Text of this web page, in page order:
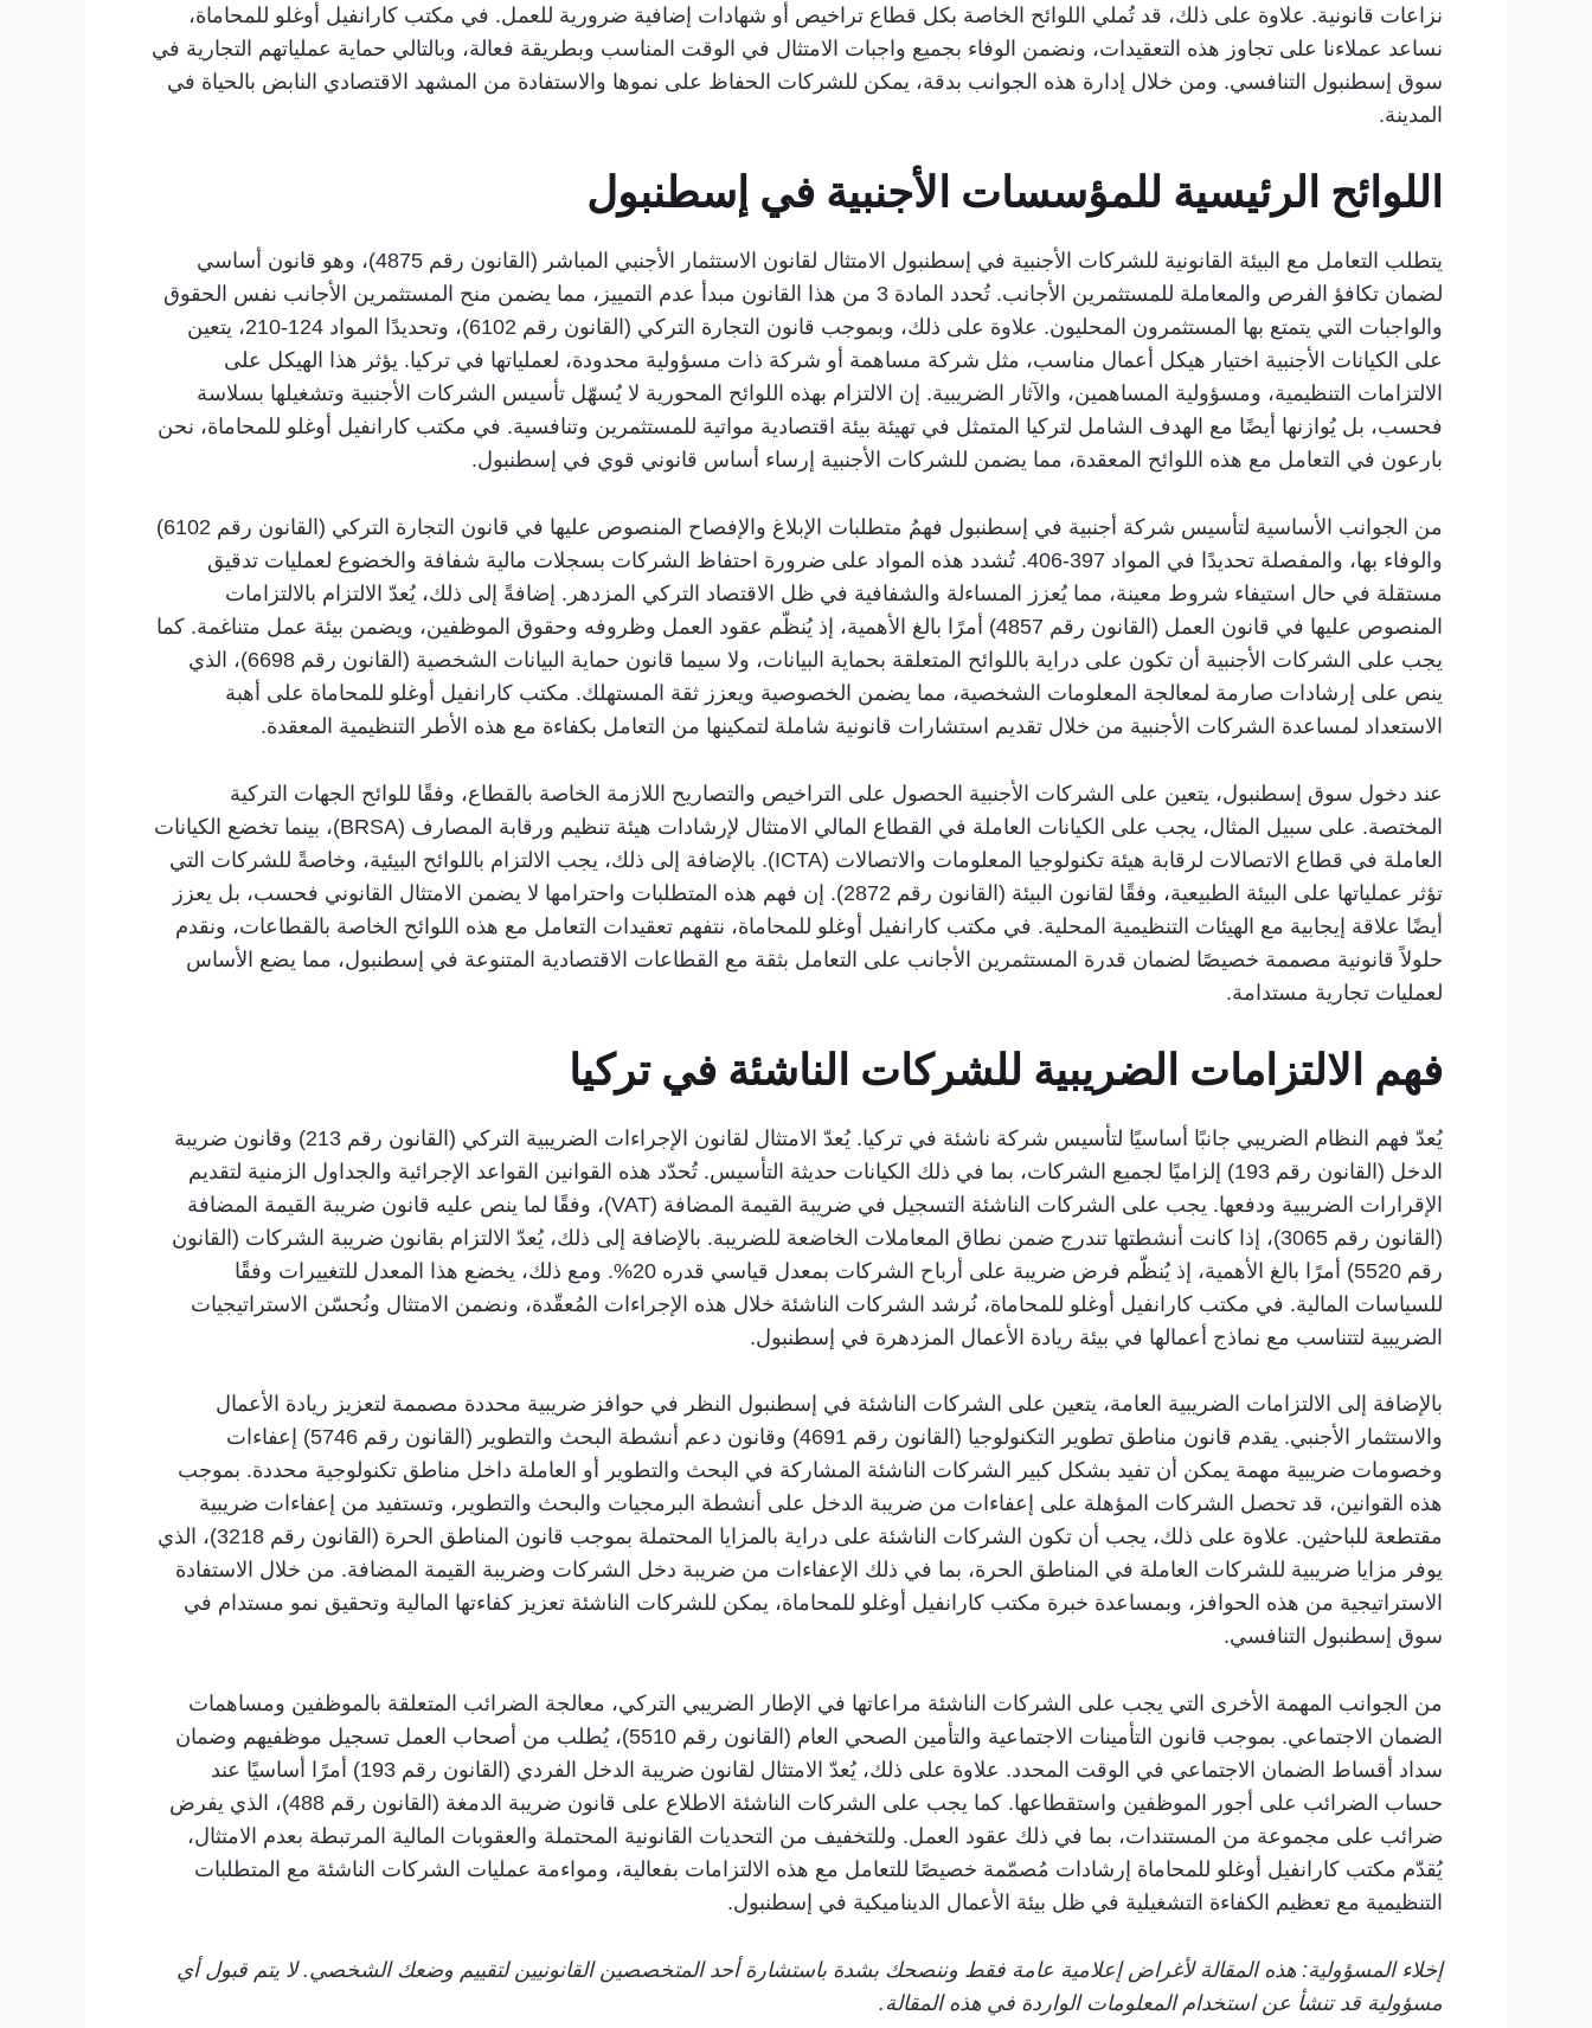
نزاعات قانونية. علاوة على ذلك، قد تُملي اللوائح الخاصة بكل قطاع تراخيص أو شهادات إضافية ضرورية للعمل. في مكتب كارانفيل أوغلو للمحاماة،
نساعد عملاءنا على تجاوز هذه التعقيدات، ونضمن الوفاء بجميع واجبات الامتثال في الوقت المناسب وبطريقة فعالة، وبالتالي حماية عملياتهم التجارية في
سوق إسطنبول التنافسي. ومن خلال إدارة هذه الجوانب بدقة، يمكن للشركات الحفاظ على نموها والاستفادة من المشهد الاقتصادي النابض بالحياة في
المدينة.
اللوائح الرئيسية للمؤسسات الأجنبية في إسطنبول
يتطلب التعامل مع البيئة القانونية للشركات الأجنبية في إسطنبول الامتثال لقانون الاستثمار الأجنبي المباشر (القانون رقم 4875)، وهو قانون أساسي
لضمان تكافؤ الفرص والمعاملة للمستثمرين الأجانب. تُحدد المادة 3 من هذا القانون مبدأ عدم التمييز، مما يضمن منح المستثمرين الأجانب نفس الحقوق
والواجبات التي يتمتع بها المستثمرون المحليون. علاوة على ذلك، وبموجب قانون التجارة التركي (القانون رقم 6102)، وتحديدًا المواد 124-210، يتعين
على الكيانات الأجنبية اختيار هيكل أعمال مناسب، مثل شركة مساهمة أو شركة ذات مسؤولية محدودة، لعملياتها في تركيا. يؤثر هذا الهيكل على
الالتزامات التنظيمية، ومسؤولية المساهمين، والآثار الضريبية. إن الالتزام بهذه اللوائح المحورية لا يُسهّل تأسيس الشركات الأجنبية وتشغيلها بسلاسة
فحسب، بل يُوازنها أيضًا مع الهدف الشامل لتركيا المتمثل في تهيئة بيئة اقتصادية مواتية للمستثمرين وتنافسية. في مكتب كارانفيل أوغلو للمحاماة، نحن
بارعون في التعامل مع هذه اللوائح المعقدة، مما يضمن للشركات الأجنبية إرساء أساس قانوني قوي في إسطنبول.
من الجوانب الأساسية لتأسيس شركة أجنبية في إسطنبول فهمُ متطلبات الإبلاغ والإفصاح المنصوص عليها في قانون التجارة التركي (القانون رقم 6102)
والوفاء بها، والمفصلة تحديدًا في المواد 397-406. تُشدد هذه المواد على ضرورة احتفاظ الشركات بسجلات مالية شفافة والخضوع لعمليات تدقيق
مستقلة في حال استيفاء شروط معينة، مما يُعزز المساءلة والشفافية في ظل الاقتصاد التركي المزدهر. إضافةً إلى ذلك، يُعدّ الالتزام بالالتزامات
المنصوص عليها في قانون العمل (القانون رقم 4857) أمرًا بالغ الأهمية، إذ يُنظّم عقود العمل وظروفه وحقوق الموظفين، ويضمن بيئة عمل متناغمة. كما
يجب على الشركات الأجنبية أن تكون على دراية باللوائح المتعلقة بحماية البيانات، ولا سيما قانون حماية البيانات الشخصية (القانون رقم 6698)، الذي
ينص على إرشادات صارمة لمعالجة المعلومات الشخصية، مما يضمن الخصوصية ويعزز ثقة المستهلك. مكتب كارانفيل أوغلو للمحاماة على أهبة
الاستعداد لمساعدة الشركات الأجنبية من خلال تقديم استشارات قانونية شاملة لتمكينها من التعامل بكفاءة مع هذه الأطر التنظيمية المعقدة.
عند دخول سوق إسطنبول، يتعين على الشركات الأجنبية الحصول على التراخيص والتصاريح اللازمة الخاصة بالقطاع، وفقًا للوائح الجهات التركية
المختصة. على سبيل المثال، يجب على الكيانات العاملة في القطاع المالي الامتثال لإرشادات هيئة تنظيم ورقابة المصارف (BRSA)، بينما تخضع الكيانات
العاملة في قطاع الاتصالات لرقابة هيئة تكنولوجيا المعلومات والاتصالات (ICTA). بالإضافة إلى ذلك، يجب الالتزام باللوائح البيئية، وخاصةً للشركات التي
تؤثر عملياتها على البيئة الطبيعية، وفقًا لقانون البيئة (القانون رقم 2872). إن فهم هذه المتطلبات واحترامها لا يضمن الامتثال القانوني فحسب، بل يعزز
أيضًا علاقة إيجابية مع الهيئات التنظيمية المحلية. في مكتب كارانفيل أوغلو للمحاماة، نتفهم تعقيدات التعامل مع هذه اللوائح الخاصة بالقطاعات، ونقدم
حلولاً قانونية مصممة خصيصًا لضمان قدرة المستثمرين الأجانب على التعامل بثقة مع القطاعات الاقتصادية المتنوعة في إسطنبول، مما يضع الأساس
لعمليات تجارية مستدامة.
فهم الالتزامات الضريبية للشركات الناشئة في تركيا
يُعدّ فهم النظام الضريبي جانبًا أساسيًا لتأسيس شركة ناشئة في تركيا. يُعدّ الامتثال لقانون الإجراءات الضريبية التركي (القانون رقم 213) وقانون ضريبة
الدخل (القانون رقم 193) إلزاميًا لجميع الشركات، بما في ذلك الكيانات حديثة التأسيس. تُحدّد هذه القوانين القواعد الإجرائية والجداول الزمنية لتقديم
الإقرارات الضريبية ودفعها. يجب على الشركات الناشئة التسجيل في ضريبة القيمة المضافة (VAT)، وفقًا لما ينص عليه قانون ضريبة القيمة المضافة
(القانون رقم 3065)، إذا كانت أنشطتها تندرج ضمن نطاق المعاملات الخاضعة للضريبة. بالإضافة إلى ذلك، يُعدّ الالتزام بقانون ضريبة الشركات (القانون
رقم 5520) أمرًا بالغ الأهمية، إذ يُنظّم فرض ضريبة على أرباح الشركات بمعدل قياسي قدره 20%. ومع ذلك، يخضع هذا المعدل للتغييرات وفقًا
للسياسات المالية. في مكتب كارانفيل أوغلو للمحاماة، نُرشد الشركات الناشئة خلال هذه الإجراءات المُعقّدة، ونضمن الامتثال ونُحسّن الاستراتيجيات
الضريبية لتتناسب مع نماذج أعمالها في بيئة ريادة الأعمال المزدهرة في إسطنبول.
بالإضافة إلى الالتزامات الضريبية العامة، يتعين على الشركات الناشئة في إسطنبول النظر في حوافز ضريبية محددة مصممة لتعزيز ريادة الأعمال
والاستثمار الأجنبي. يقدم قانون مناطق تطوير التكنولوجيا (القانون رقم 4691) وقانون دعم أنشطة البحث والتطوير (القانون رقم 5746) إعفاءات
وخصومات ضريبية مهمة يمكن أن تفيد بشكل كبير الشركات الناشئة المشاركة في البحث والتطوير أو العاملة داخل مناطق تكنولوجية محددة. بموجب
هذه القوانين، قد تحصل الشركات المؤهلة على إعفاءات من ضريبة الدخل على أنشطة البرمجيات والبحث والتطوير، وتستفيد من إعفاءات ضريبية
مقتطعة للباحثين. علاوة على ذلك، يجب أن تكون الشركات الناشئة على دراية بالمزايا المحتملة بموجب قانون المناطق الحرة (القانون رقم 3218)، الذي
يوفر مزايا ضريبية للشركات العاملة في المناطق الحرة، بما في ذلك الإعفاءات من ضريبة دخل الشركات وضريبة القيمة المضافة. من خلال الاستفادة
الاستراتيجية من هذه الحوافز، وبمساعدة خبرة مكتب كارانفيل أوغلو للمحاماة، يمكن للشركات الناشئة تعزيز كفاءتها المالية وتحقيق نمو مستدام في
سوق إسطنبول التنافسي.
من الجوانب المهمة الأخرى التي يجب على الشركات الناشئة مراعاتها في الإطار الضريبي التركي، معالجة الضرائب المتعلقة بالموظفين ومساهمات
الضمان الاجتماعي. بموجب قانون التأمينات الاجتماعية والتأمين الصحي العام (القانون رقم 5510)، يُطلب من أصحاب العمل تسجيل موظفيهم وضمان
سداد أقساط الضمان الاجتماعي في الوقت المحدد. علاوة على ذلك، يُعدّ الامتثال لقانون ضريبة الدخل الفردي (القانون رقم 193) أمرًا أساسيًا عند
حساب الضرائب على أجور الموظفين واستقطاعها. كما يجب على الشركات الناشئة الاطلاع على قانون ضريبة الدمغة (القانون رقم 488)، الذي يفرض
ضرائب على مجموعة من المستندات، بما في ذلك عقود العمل. وللتخفيف من التحديات القانونية المحتملة والعقوبات المالية المرتبطة بعدم الامتثال،
يُقدّم مكتب كارانفيل أوغلو للمحاماة إرشادات مُصمّمة خصيصًا للتعامل مع هذه الالتزامات بفعالية، ومواءمة عمليات الشركات الناشئة مع المتطلبات
التنظيمية مع تعظيم الكفاءة التشغيلية في ظل بيئة الأعمال الديناميكية في إسطنبول.
إخلاء المسؤولية: هذه المقالة لأغراض إعلامية عامة فقط وننصحك بشدة باستشارة أحد المتخصصين القانونيين لتقييم وضعك الشخصي. لا يتم قبول أي
مسؤولية قد تنشأ عن استخدام المعلومات الواردة في هذه المقالة.